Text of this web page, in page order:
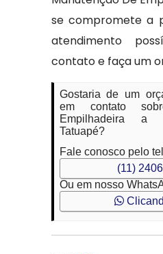
se compromete a
atendimento
contato e faça um
Gostaria de um
em contato
Empilhadeira a
Tatuapé?
Fale conosco pelo
(11)
Ou em nosso